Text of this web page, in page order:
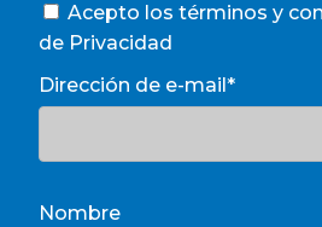
Acepto los términos y
de Privacidad
Dirección de e-mail*
Nombre